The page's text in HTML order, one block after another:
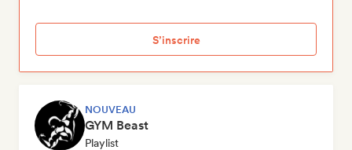
S’inscrire
NOUVEAU
GYM Beast
Playlist